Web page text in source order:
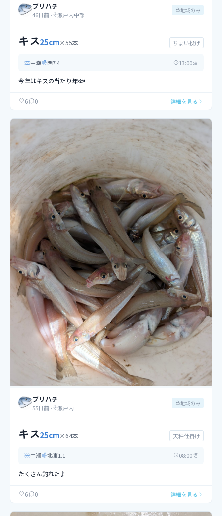
ブリハチ
46日前 · 瀬戸内中部
地域のみ
キス25cm×55本 ちょい投げ
中潮 西7.4 13:00頃
今年はキスの当たり年🐟️
6 0 詳細を見る
ブリハチ
55日前 · 瀬戸内
地域のみ
キス25cm×64本 天秤仕掛け
中潮 北東1.1 08:00頃
たくさん釣れた♪
6 0 詳細を見る